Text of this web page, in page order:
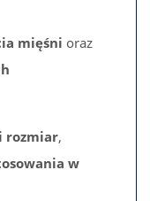
mięśni oraz
rozmiar,
w